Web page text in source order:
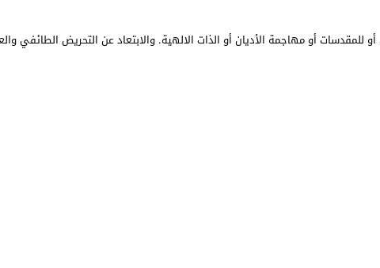
للمقدسات أو مهاجمة الأديان أو الذات الالهية. والابتعاد عن التحريض الطائفي